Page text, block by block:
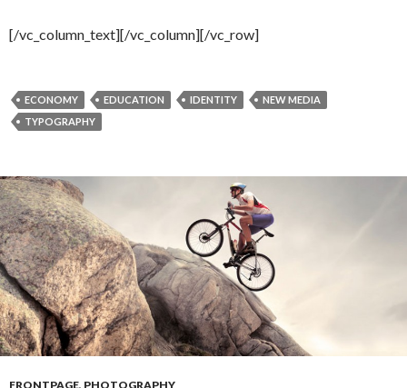
[/vc_column_text][/vc_column][/vc_row]
ECONOMY EDUCATION IDENTITY
NEW MEDIA
TYPOGRAPHY
FRONTPAGE, PHOTOGRAPHY